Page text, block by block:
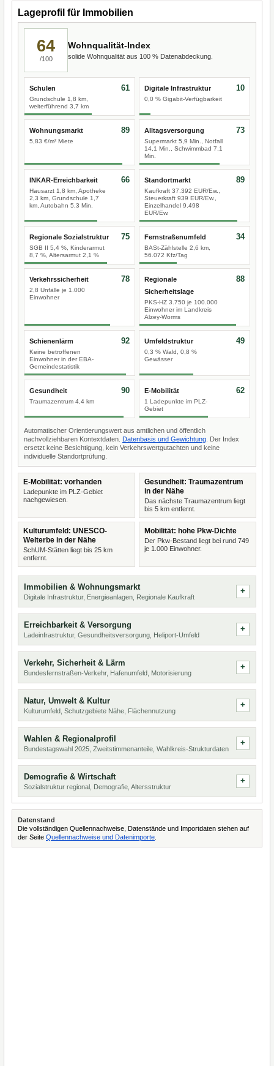
Lageprofil für Immobilien
64
/100
Wohnqualität-Index
solide Wohnqualität aus 100 % Datenabdeckung.
Schulen
Grundschule 1,8 km,
weiterführend 3,7 km
61 Digitale Infrastruktur
0,0 % Gigabit-Verfügbarkeit
10
Wohnungsmarkt
5,83 €/m² Miete
89 Alltagsversorgung
Supermarkt 5,9 Min., Notfall
14,1 Min., Schwimmbad 7,1
Min.
73
INKAR-Erreichbarkeit
Hausarzt 1,8 km, Apotheke
2,3 km, Grundschule 1,7
km, Autobahn 5,3 Min.
66 Standortmarkt
Kaufkraft 37.392 EUR/Ew.,
Steuerkraft 939 EUR/Ew.,
Einzelhandel 9.498
EUR/Ew.
89
Regionale Sozialstruktur
SGB II 5,4 %, Kinderarmut
8,7 %, Altersarmut 2,1 %
75 Fernstraßenumfeld
BASt-Zählstelle 2,6 km,
56.072 Kfz/Tag
34
Verkehrssicherheit
2,8 Unfälle je 1.000
Einwohner
78
Regionale
Sicherheitslage
PKS-HZ 3.750 je 100.000
Einwohner im Landkreis
Alzey-Worms
88
Schienenlärm
Keine betroffenen
Einwohner in der EBA-
Gemeindestatistik
92 Umfeldstruktur
0,3 % Wald, 0,8 %
Gewässer
49
Gesundheit
Traumazentrum 4,4 km
90 E-Mobilität
1 Ladepunkte im PLZ-
Gebiet
62
Automatischer Orientierungswert aus amtlichen und öffentlich
nachvollziehbaren Kontextdaten. Datenbasis und Gewichtung . Der Index
ersetzt keine Besichtigung, kein Verkehrswertgutachten und keine
individuelle Standortprüfung.
E-Mobilität: vorhanden
Ladepunkte im PLZ-Gebiet
nachgewiesen.
Gesundheit: Traumazentrum
in der Nähe
Das nächste Traumazentrum liegt
bis 5 km entfernt.
Kulturumfeld: UNESCO-
Welterbe in der Nähe
SchUM-Stätten liegt bis 25 km
entfernt.
Mobilität: hohe Pkw-Dichte
Der Pkw-Bestand liegt bei rund 749
je 1.000 Einwohner.
Immobilien & Wohnungsmarkt
Digitale Infrastruktur, Energieanlagen, Regionale Kaufkraft
Erreichbarkeit & Versorgung
Ladeinfrastruktur, Gesundheitsversorgung, Heliport-Umfeld
Verkehr, Sicherheit & Lärm
Bundesfernstraßen-Verkehr, Hafenumfeld, Motorisierung
Natur, Umwelt & Kultur
Kulturumfeld, Schutzgebiete Nähe, Flächennutzung
Wahlen & Regionalprofil
Bundestagswahl 2025, Zweitstimmenanteile, Wahlkreis-Strukturdaten
Demografie & Wirtschaft
Sozialstruktur regional, Demografie, Altersstruktur
Datenstand
Die vollständigen Quellennachweise, Datenstände und Importdaten stehen auf
der Seite Quellennachweise und Datenimporte